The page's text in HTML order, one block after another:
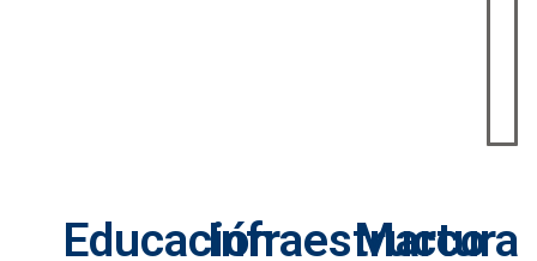
EducaciónInfraestructura
Marco